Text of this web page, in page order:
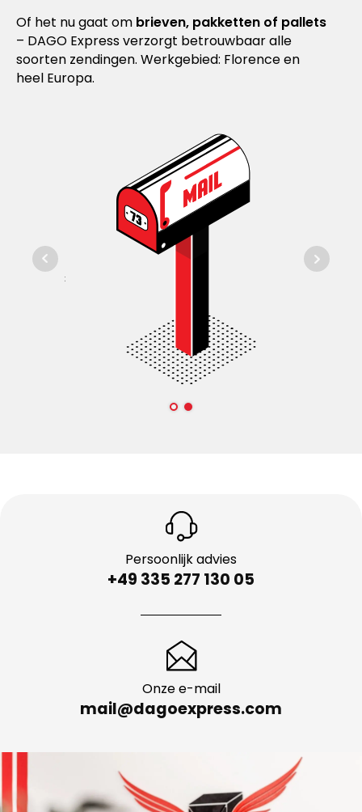
Of het nu gaat om brieven, pakketten of pallets
– DAGO Express verzorgt betrouwbaar alle
soorten zendingen. Werkgebied: Florence en
heel Europa.
Persoonlijk advies
+49 335 277 130 05
Onze e-mail
mail@dagoexpress.com